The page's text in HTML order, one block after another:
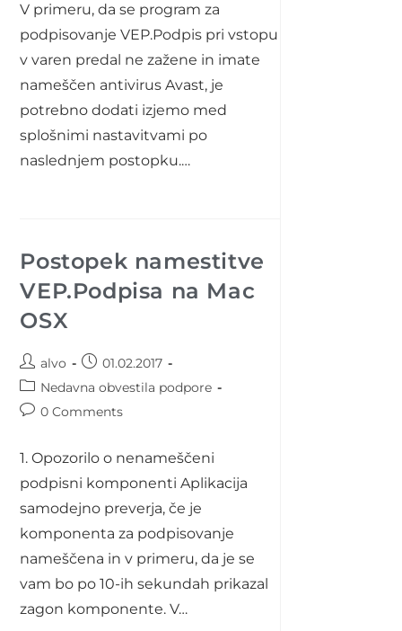
V primeru, da se program za
podpisovanje VEP.Podpis pri vstopu
v varen predal ne zažene in imate
nameščen antivirus Avast, je
potrebno dodati izjemo med
splošnimi nastavitvami po
naslednjem postopku.…
Postopek namestitve
VEP.Podpisa na Mac
OSX
Post
author:
alvo
Post
published:
01.02.2017
Post
category:
Nedavna obvestila podpore
Post0 Comments
1. Opozorilo o nenameščeni
podpisni komponenti Aplikacija
samodejno preverja, če je
komponenta za podpisovanje
nameščena in v primeru, da je se
vam bo po 10-ih sekundah prikazal
zagon komponente. V…